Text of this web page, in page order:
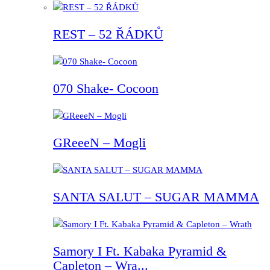
REST – 52 ŘÁDKŮ
070 Shake- Cocoon
GReeeN – Mogli
SANTA SALUT – SUGAR MAMMA
Samory I Ft. Kabaka Pyramid &
Capleton – Wra...